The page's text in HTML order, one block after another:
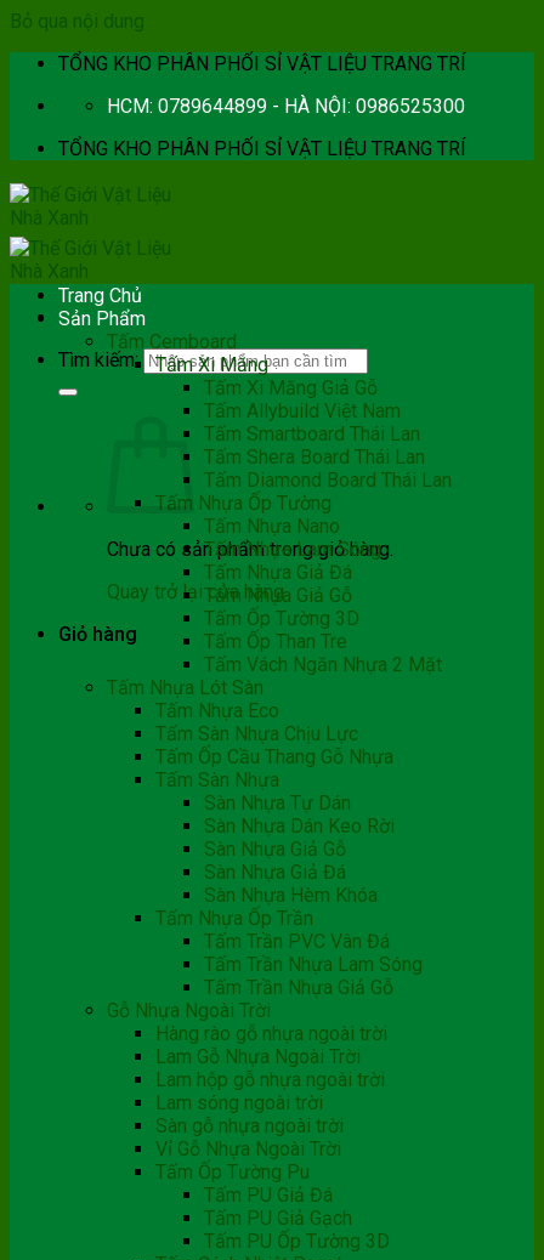
Bỏ qua nội dung
TỔNG KHO PHÂN PHỐI SỈ VẬT LIỆU TRANG TRÍ
HCM: 0789644899 - HÀ NỘI: 0986525300
TỔNG KHO PHÂN PHỐI SỈ VẬT LIỆU TRANG TRÍ
Tìm kiếm:
Chưa có sản phẩm trong giỏ hàng.
Quay trở lại cửa hàng
Giỏ hàng
Trang Chủ
Sản Phẩm
Tấm Cemboard
Tấm Xi Măng
Tấm Xi Măng Giả Gỗ
Tấm Allybuild Việt Nam
Tấm Smartboard Thái Lan
Tấm Shera Board Thái Lan
Tấm Diamond Board Thái Lan
Tấm Nhựa Ốp Tường
Tấm Nhựa Nano
Tấm Nhựa Lam Sóng
Tấm Nhựa Giả Đá
Tấm Nhựa Giả Gỗ
Tấm Ốp Tường 3D
Tấm Ốp Than Tre
Tấm Vách Ngăn Nhựa 2 Mặt
Tấm Nhựa Lót Sàn
Tấm Nhựa Eco
Tấm Sàn Nhựa Chịu Lực
Tấm Ốp Cầu Thang Gỗ Nhựa
Tấm Sàn Nhựa
Sàn Nhựa Tự Dán
Sàn Nhựa Dán Keo Rời
Sàn Nhựa Giả Gỗ
Sàn Nhựa Giả Đá
Sàn Nhựa Hèm Khóa
Tấm Nhựa Ốp Trần
Tấm Trần PVC Vân Đá
Tấm Trần Nhựa Lam Sóng
Tấm Trần Nhựa Giả Gỗ
Gỗ Nhựa Ngoài Trời
Hàng rào gỗ nhựa ngoài trời
Lam Gỗ Nhựa Ngoài Trời
Lam hộp gỗ nhựa ngoài trời
Lam sóng ngoài trời
Sàn gỗ nhựa ngoài trời
Vỉ Gỗ Nhựa Ngoài Trời
Tấm Ốp Tường Pu
Tấm PU Giả Đá
Tấm PU Giả Gạch
Tấm PU Ốp Tường 3D